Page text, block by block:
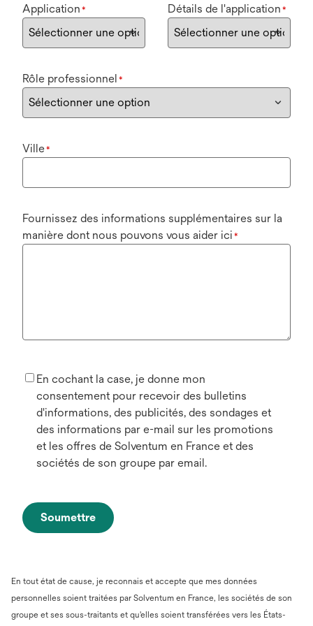
Application * Détails de l'application *
Rôle professionnel *
Ville*
Fournissez des informations supplémentaires sur la
manière dont nous pouvons vous aider ici *
En cochant la case, je donne mon
consentement pour recevoir des bulletins
d'informations, des publicités, des sondages et
des informations par e-mail sur les promotions
et les offres de Solventum en France et des
sociétés de son groupe par email.
Soumettre
En tout état de cause, je reconnais et accepte que mes données
personnelles soient traitées par Solventum en France, les sociétés de son
groupe et ses sous-traitants et qu'elles soient transférées vers les États-